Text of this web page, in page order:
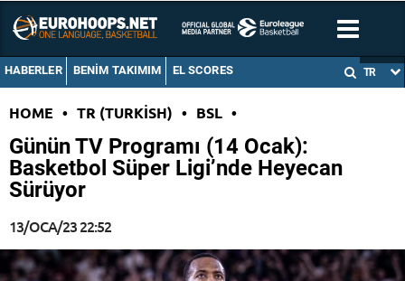
HABERLER BENIM TAKIMIM EL SCORES TR
HOME • TR (TURKISH) • BSL •
Günün TV Programı (14 Ocak):
Basketbol Süper Ligi’nde Heyecan
Sürüyor
13/OCA/23 22:52